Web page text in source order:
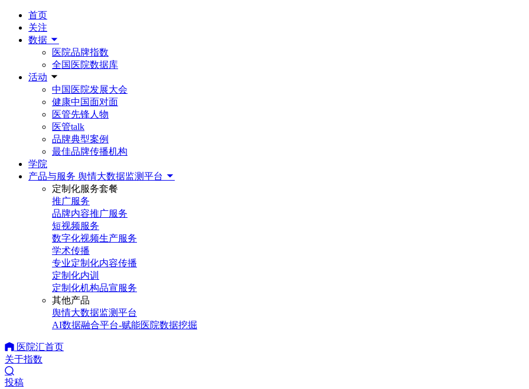
首页
关注
数据
医院品牌指数
全国医院数据库
活动
中国医院发展大会
健康中国面对面
医管先锋人物
医管talk
品牌典型案例
最佳品牌传播机构
学院
产品与服务 舆情大数据监测平台
定制化服务套餐
推广服务
品牌内容推广服务
短视频服务
数字化视频生产服务
学术传播
专业定制化内容传播
定制化内训
定制化机构品宣服务
其他产品
舆情大数据监测平台
AI数据融合平台-赋能医院数据挖掘
医院汇首页
关于指数
投稿